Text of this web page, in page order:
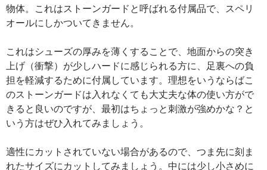
物体。これはストーンガードと呼ばれる付属品で、スペリ
オールにしかついてきません。
これはシューズの厚みを薄くすることで、地面からの突き
上げ（衝撃）が少しハードに感じられる方に、足裏への負
担を軽減するために付属しています。理想をいうならばこ
のストーンガードは入れなくても大丈夫な体の使い方がで
きると良いのですが、最初はちょっと刺激が強めかな？と
いう方はぜひ入れてみましょう。
適性にカットされていない場合があるので、つま先に刻ま
れたサイズにカットしてみましょう。中には少し小さめに